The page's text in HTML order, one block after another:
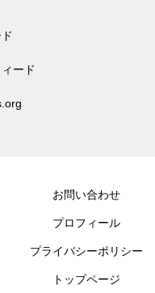
ード
お問い合わせ
プロフィール
プライバシーポリシー
トップページ